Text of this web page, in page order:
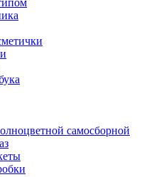
самосборной